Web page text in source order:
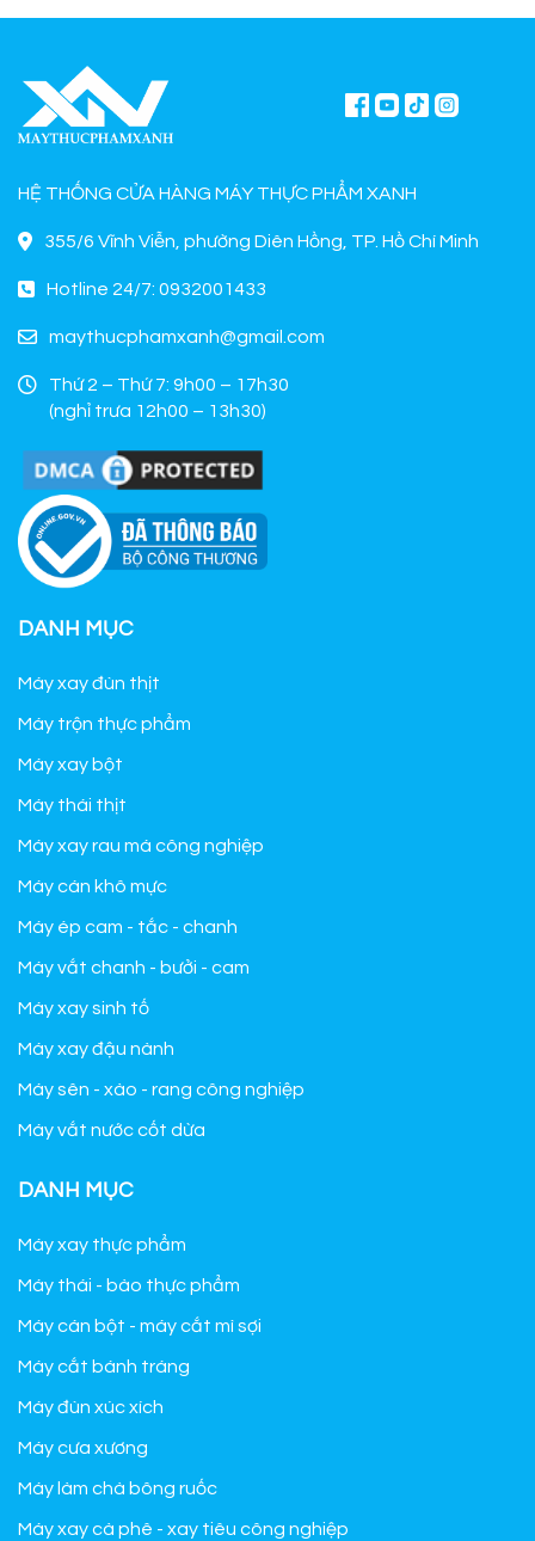
Phẩm Xanh.
nghiệp.
HỆ THỐNG CỬA HÀNG MÁY THỰC PHẨM XANH
355/6 Vĩnh Viễn, phường Diên Hồng, TP. Hồ Chí Minh
Hotline 24/7: 0932001433
maythucphamxanh@gmail.com
Thứ 2 – Thứ 7: 9h00 – 17h30
(nghỉ trưa 12h00 – 13h30)
DANH MỤC
Máy xay đùn thịt
Máy trộn thực phẩm
Máy xay bột
Máy thái thịt
Máy xay rau má công nghiệp
Máy cán khô mực
Máy ép cam - tắc - chanh
Máy vắt chanh - bưởi - cam
Máy xay sinh tố
Máy xay đậu nành
Máy sên - xào - rang công nghiệp
Máy vắt nước cốt dừa
DANH MỤC
Máy xay thực phẩm
Máy thái - bào thực phẩm
Máy cán bột - máy cắt mì sợi
Máy cắt bánh tráng
Máy đùn xúc xích
Máy cưa xương
Máy làm chà bông ruốc
Máy xay cà phê - xay tiêu công nghiệp